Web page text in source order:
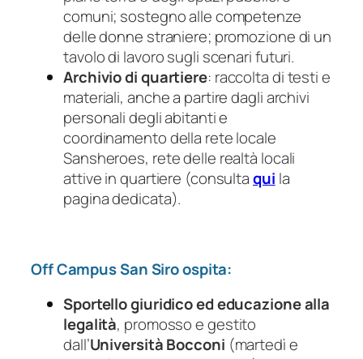
comuni; sostegno alle competenze
delle donne straniere; promozione di un
tavolo di lavoro sugli scenari futuri.
Archivio di quartiere: raccolta di testi e
materiali, anche a partire dagli archivi
personali degli abitanti e
coordinamento della rete locale
Sansheroes, rete delle realtà locali
attive in quartiere (consultaqui la
pagina dedicata).
Off Campus San Siro ospita:
Sportello giuridico ed educazione alla
legalità, promosso e gestito
dall’Università Bocconi (martedì e